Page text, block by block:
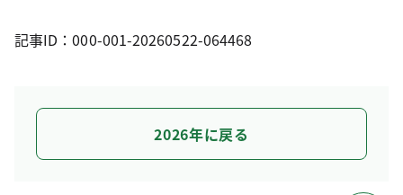
記事ID：000-001-20260522-064468
2026年に戻る